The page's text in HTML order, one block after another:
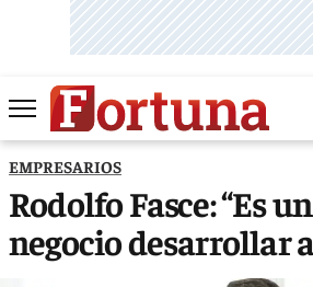
EMPRESARIOS
Rodolfo Fasce: “Es
negocio desarrollar